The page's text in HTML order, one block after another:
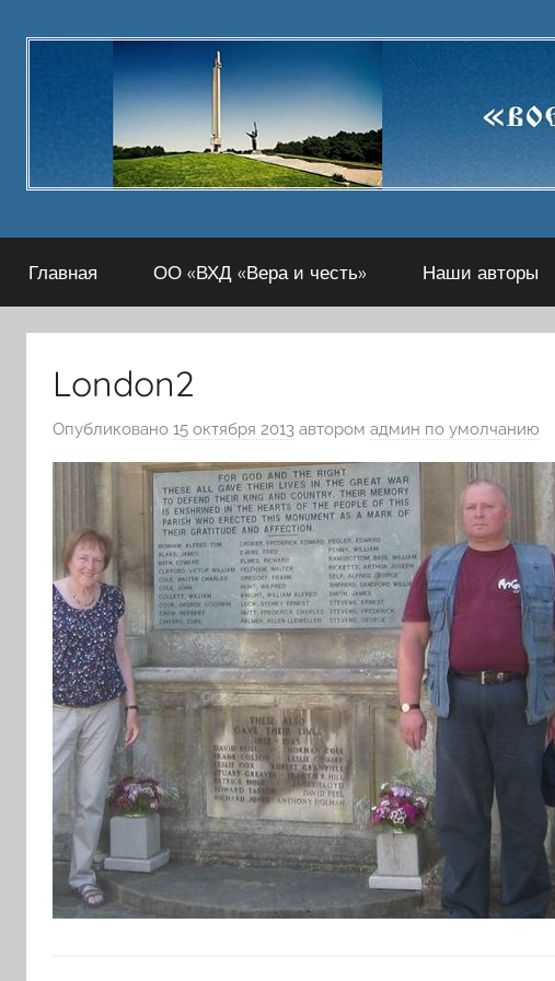
содержимому
Главная ОО «ВХД «Вера и честь» Наши авторы
London2
Опубликовано 15 октября 2013 автором админ по умолчанию